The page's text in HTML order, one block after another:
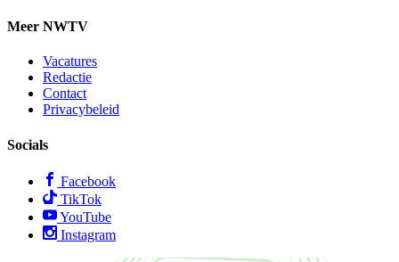
Meer NWTV
Vacatures
Redactie
Contact
Privacybeleid
Socials
Facebook
TikTok
YouTube
Instagram